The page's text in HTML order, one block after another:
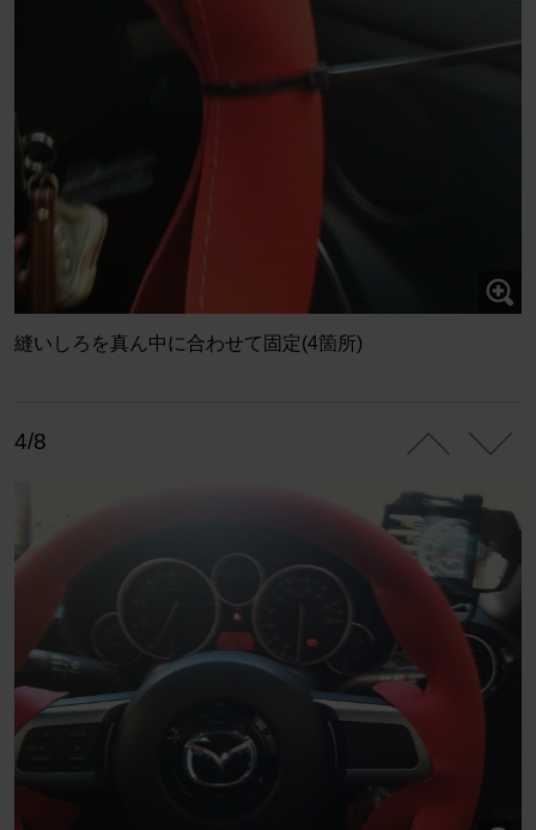
縫いしろを真ん中に合わせて固定(4箇所)
4/8